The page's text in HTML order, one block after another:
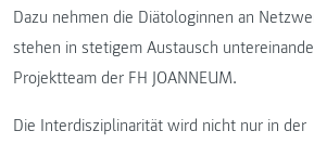
Dazu nehmen die Diätologinnen an
stehen in stetigem Austausch
Projektteam der FH JOANNEUM.
Die Interdisziplinarität wird nicht nur in der